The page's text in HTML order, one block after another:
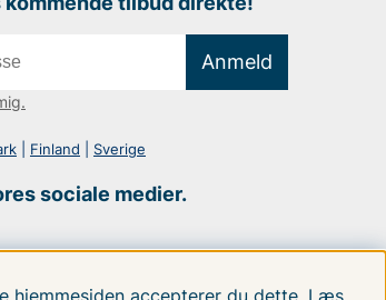
Anmeld
| Finland Sverige
sociale medier.
accepterer du dette. Læs